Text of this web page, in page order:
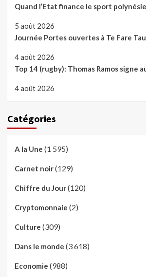
Quand l’Etat finance le sport
5 août 2026
Journée Portes ouvertes à Te Fare
4 août 2026
Top 14 (rugby): Thomas Ramos signe
4 août 2026
Catégories
A la Une (1 595)
Carnet noir(129)
Chiffre du Jour(120)
Cryptomonnaie (2)
Culture (309)
Dans le monde (3 618)
Economie (988)